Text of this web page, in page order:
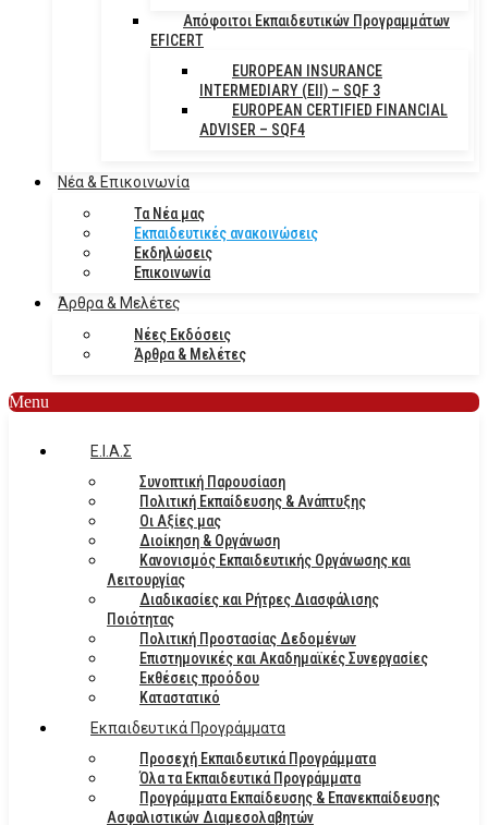
Απόφοιτοι Εκπαιδευτικών Προγραμμάτων
EFICERT
EUROPEAN INSURANCE
INTERMEDIARY (EII) – SQF 3
EUROPEAN CERTIFIED FINANCIAL
ADVISER – SQF4
Νέα & Επικοινωνία
Τα Νέα μας
Εκπαιδευτικές ανακοινώσεις
Εκδηλώσεις
Επικοινωνία
Άρθρα & Μελέτες
Νέες Εκδόσεις
Άρθρα & Μελέτες
Menu
E.I.A.Σ
Συνοπτική Παρουσίαση
Πολιτική Εκπαίδευσης & Ανάπτυξης
Οι Αξίες μας
Διοίκηση & Οργάνωση
Κανονισμός Εκπαιδευτικής Οργάνωσης και
Λειτουργίας
Διαδικασίες και Ρήτρες Διασφάλισης
Ποιότητας
Πολιτική Προστασίας Δεδομένων
Επιστημονικές και Ακαδημαϊκές Συνεργασίες
Εκθέσεις προόδου
Καταστατικό
Eκπαιδευτικά Προγράμματα
Προσεχή Εκπαιδευτικά Προγράμματα
Όλα τα Εκπαιδευτικά Προγράμματα
Προγράμματα Εκπαίδευσης & Επανεκπαίδευσης
Ασφαλιστικών Διαμεσολαβητών